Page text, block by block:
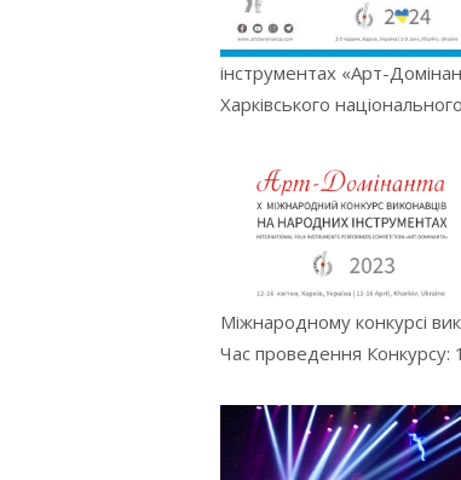
інструментах «Арт-
Харківського
Міжнародному конкурсі
Час проведення Конкурсу: